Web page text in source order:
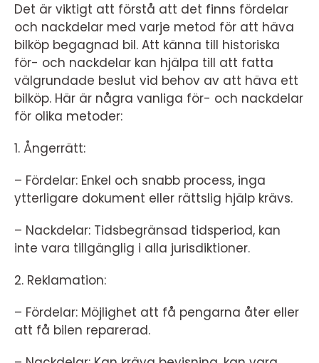
Det är viktigt att förstå att det finns fördelar
och nackdelar med varje metod för att häva
bilköp begagnad bil. Att känna till historiska
för- och nackdelar kan hjälpa till att fatta
välgrundade beslut vid behov av att häva ett
bilköp. Här är några vanliga för- och nackdelar
för olika metoder:
1. Ångerrätt:
– Fördelar: Enkel och snabb process, inga
ytterligare dokument eller rättslig hjälp krävs.
– Nackdelar: Tidsbegränsad tidsperiod, kan
inte vara tillgänglig i alla jurisdiktioner.
2. Reklamation:
– Fördelar: Möjlighet att få pengarna åter eller
att få bilen reparerad.